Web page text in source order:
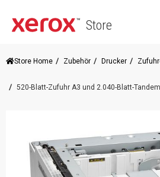
Store
Store Home Zubehör Drucker
520-Blatt-Zufuhr A3 und 2.040-Blatt-